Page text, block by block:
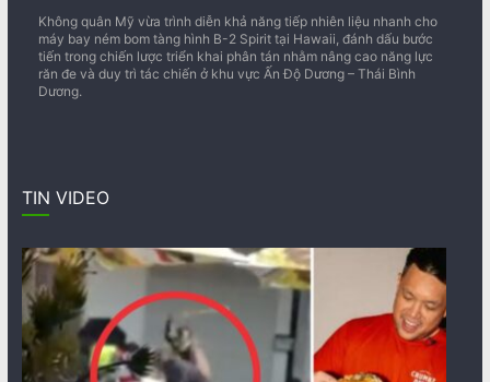
Không quân Mỹ vừa trình diễn khả năng tiếp nhiên liệu nhanh cho
máy bay ném bom tàng hình B-2 Spirit tại Hawaii, đánh dấu bước
tiến trong chiến lược triển khai phân tán nhằm nâng cao năng lực
răn đe và duy trì tác chiến ở khu vực Ấn Độ Dương – Thái Bình
Dương.
TIN VIDEO